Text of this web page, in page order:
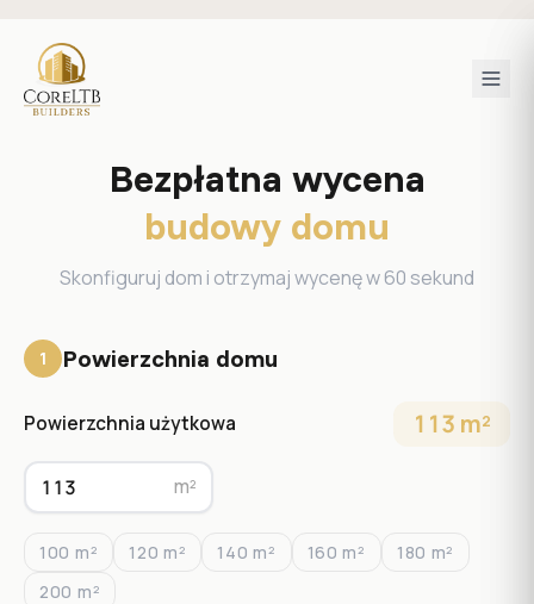
Bezpłatna wycena
budowy domu
Skonfiguruj dom i otrzymaj wycenę w 60 sekund
1 Powierzchnia domu
Powierzchnia użytkowa 113 m²
m²
100 m² 120 m² 140 m² 160 m² 180 m²
200 m²